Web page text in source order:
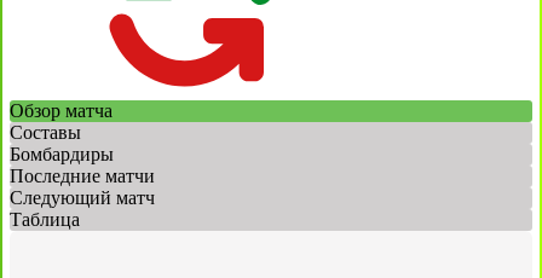
Обзор матча
Составы
Бомбардиры
Последние матчи
Следующий матч
Таблица